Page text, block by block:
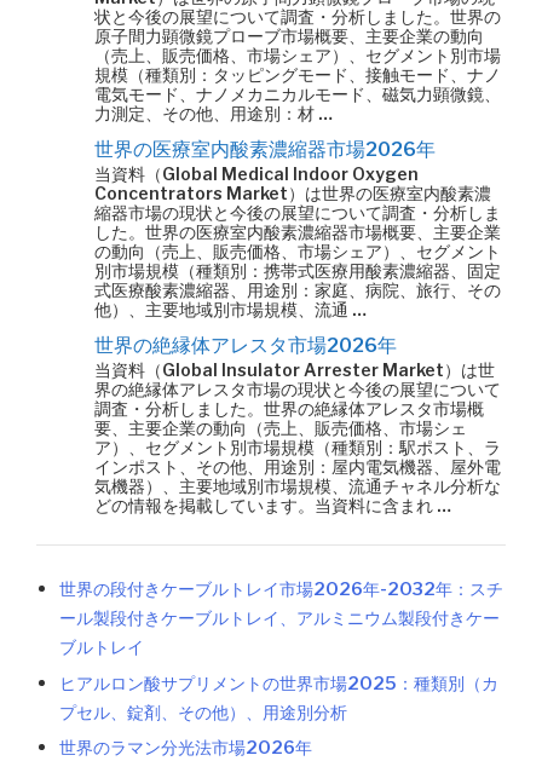
状と今後の展望について調査・分析しました。世界の
原子間力顕微鏡プローブ市場概要、主要企業の動向
（売上、販売価格、市場シェア）、セグメント別市場
規模（種類別：タッピングモード、接触モード、ナノ
電気モード、ナノメカニカルモード、磁気力顕微鏡、
力測定、その他、用途別：材 …
世界の医療室内酸素濃縮器市場2026年
当資料（Global Medical Indoor Oxygen
Concentrators Market）は世界の医療室内酸素濃
縮器市場の現状と今後の展望について調査・分析しま
した。世界の医療室内酸素濃縮器市場概要、主要企業
の動向（売上、販売価格、市場シェア）、セグメント
別市場規模（種類別：携帯式医療用酸素濃縮器、固定
式医療酸素濃縮器、用途別：家庭、病院、旅行、その
他）、主要地域別市場規模、流通 …
世界の絶縁体アレスタ市場2026年
当資料（Global Insulator Arrester Market）は世
界の絶縁体アレスタ市場の現状と今後の展望について
調査・分析しました。世界の絶縁体アレスタ市場概
要、主要企業の動向（売上、販売価格、市場シェ
ア）、セグメント別市場規模（種類別：駅ポスト、ラ
インポスト、その他、用途別：屋内電気機器、屋外電
気機器）、主要地域別市場規模、流通チャネル分析な
どの情報を掲載しています。当資料に含まれ …
世界の段付きケーブルトレイ市場2026年-2032年：スチ
ール製段付きケーブルトレイ、アルミニウム製段付きケー
ブルトレイ
ヒアルロン酸サプリメントの世界市場2025：種類別（カ
プセル、錠剤、その他）、用途別分析
世界のラマン分光法市場2026年